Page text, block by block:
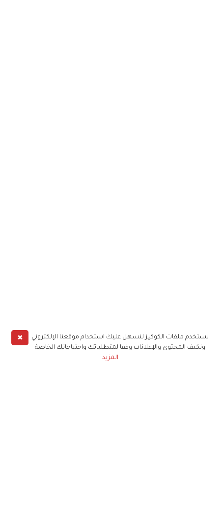
✖
نستخدم ملفات الكوكيز لنسهل عليك استخدام موقعنا الإلكتروني
ونكيف المحتوى والإعلانات وفقا لمتطلباتك واحتياجاتك الخاصة
المزيد